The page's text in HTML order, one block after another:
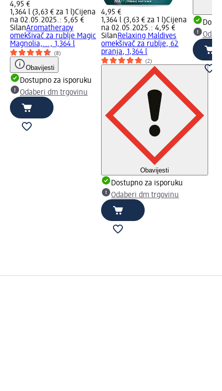
4,95 €
1,364 l (3,63 € za 1 l)Cijena
na 02.05.2025.: 5,65 €
SilanAromatherapy
omekšivač za rublje Magic
Magnolia,..., 1,364 l
(8)
Obavijesti
Dostupno za isporuku
Odaberi dm trgovinu
4,95 €
1,364 l (3,63 € za 1 l)Cijena
na 02.05.2025.: 4,95 €
SilanRelaxing Maldives
omekšivač za rublje, 62
pranja, 1,364 l
(2)
Obavijesti
Dostupno za isporuku
Odaberi dm trgovinu